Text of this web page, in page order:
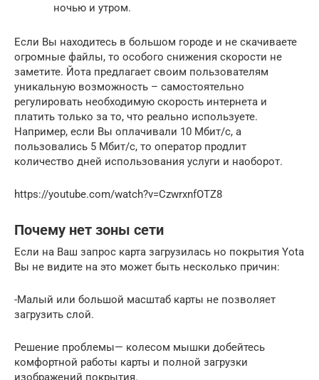
ночью и утром.
Если Вы находитесь в большом городе и не скачиваете
огромные файлы, то особого снижения скорости не
заметите. Йота предлагает своим пользователям
уникальную возможность – самостоятельно
регулировать необходимую скорость интернета и
платить только за то, что реально используете.
Например, если Вы оплачивали 10 Мбит/с, а
пользовались 5 Мбит/с, то оператор продлит
количество дней использования услуги и наоборот.
https://youtube.com/watch?v=CzwrxnfOTZ8
Почему нет зоны сети
Если на Ваш запрос карта загрузилась но покрытия Yota
Вы не видите на это может быть несколько причин:
-Малый или большой масштаб карты не позволяет
загрузить слой.
Решение проблемы— колесом мышки добейтесь
комфортной работы карты и полной загрузки
изображений покрытия.